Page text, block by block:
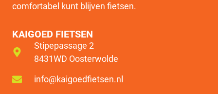
comfortabel kunt blijven fietsen.
KAIGOED FIETSEN
Stipepassage 2
8431WD Oosterwolde
info@kaigoedfietsen.nl